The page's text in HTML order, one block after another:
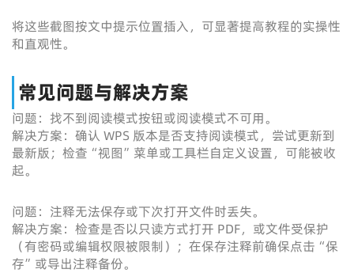
将这些截图按文中提示位置插入，可显著提高教程的实操性
和直观性。
常见问题与解决方案
问题：找不到阅读模式按钮或阅读模式不可用。
解决方案：确认 WPS 版本是否支持阅读模式，尝试更新到
最新版；检查“视图”菜单或工具栏自定义设置，可能被收
起。
问题：注释无法保存或下次打开文件时丢失。
解决方案：检查是否以只读方式打开 PDF，或文件受保护
（有密码或编辑权限被限制）；在保存注释前确保点击“保
存”或导出注释备份。